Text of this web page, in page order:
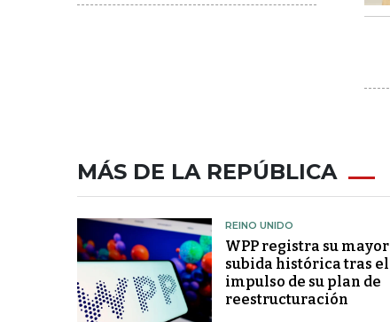
MÁS DE LA REPÚBLICA
REINO UNIDO
WPP registra su mayor
subida histórica tras el
impulso de su plan de
reestructuración